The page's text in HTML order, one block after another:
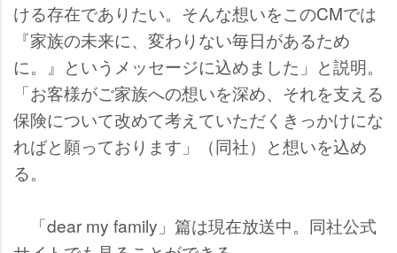
ける存在でありたい。そんな想いをこのCMでは
『家族の未来に、変わりない毎日があるため
に。』というメッセージに込めました」と説明。
「お客様がご家族への想いを深め、それを支える
保険について改めて考えていただくきっかけにな
ればと願っております」（同社）と想いを込め
る。
「dear my family」篇は現在放送中。同社公式